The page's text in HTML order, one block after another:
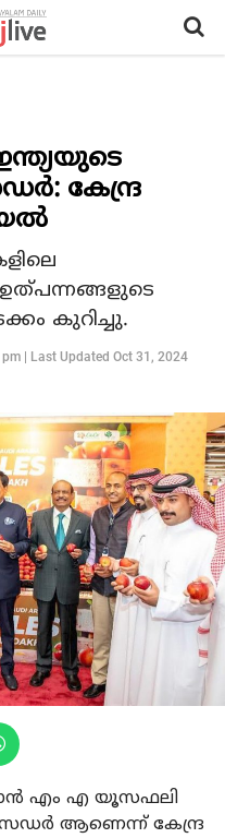
കേന്ദ്ര
കുറിച്ചു.
| Last Updated Oct 31, 2024
എം എ യൂസഫലി
ആണെന്ന് കേന്ദ്ര